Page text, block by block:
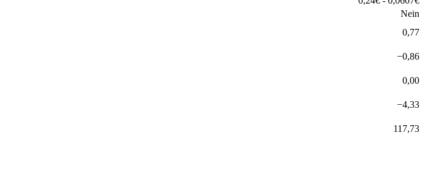
Nein
0,77
−0,86
0,00
−4,33
117,73